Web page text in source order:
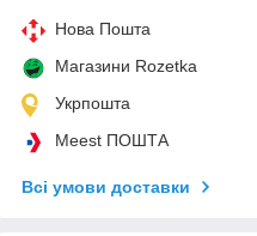
Нова Пошта
Магазини Rozetka
Укрпошта
Meest ПОШТА
Всі умови доставки